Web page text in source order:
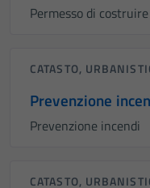
Permesso di costruire
CATASTO,
Prevenzione
Prevenzione incendi
CATASTO,